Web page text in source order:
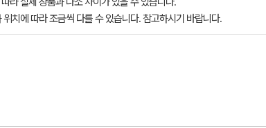
치에 따라 조금씩 다를 수 있습니다. 참고하시기 바랍니다.